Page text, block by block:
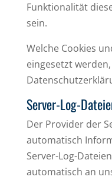
Funktionalität
sein.
Welche Cookies
eingesetzt
Server-Log-
Der Provider der
automatisch
Server-Log-
automatisch an